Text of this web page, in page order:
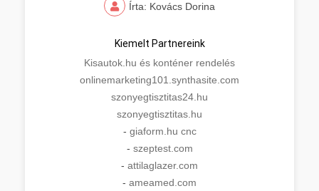
Írta: Kovács Dorina
Kiemelt Partnereink
Kisautok.hu és konténer rendelés
onlinemarketing101.synthasite.com
szonyegtisztitas24.hu
szonyegtisztitas.hu
- giaform.hu cnc
- szeptest.com
- attilaglazer.com
- ameamed.com